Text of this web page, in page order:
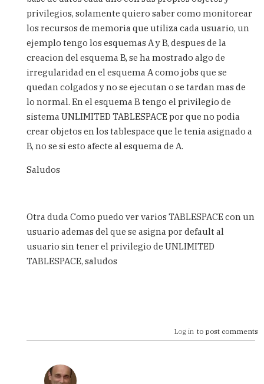
duda
by
(not
verified)
privilegios, solamente quiero saber como monitorear
los recursos de memoria que utiliza cada usuario, un
ejemplo tengo los esquemas A y B, despues de la
creacion del esquema B, se ha mostrado algo de
irregularidad en el esquema A como jobs que se
quedan colgados y no se ejecutan o se tardan mas de
lo normal. En el esquema B tengo el privilegio de
sistema UNLIMITED TABLESPACE por que no podia
crear objetos en los tablespace que le tenia asignado a
B, no se si esto afecte al esquema de A.
Saludos
Otra duda Como puedo ver varios TABLESPACE con un
usuario ademas del que se asigna por default al
usuario sin tener el privilegio de UNLIMITED
TABLESPACE, saludos
Log in to post comments